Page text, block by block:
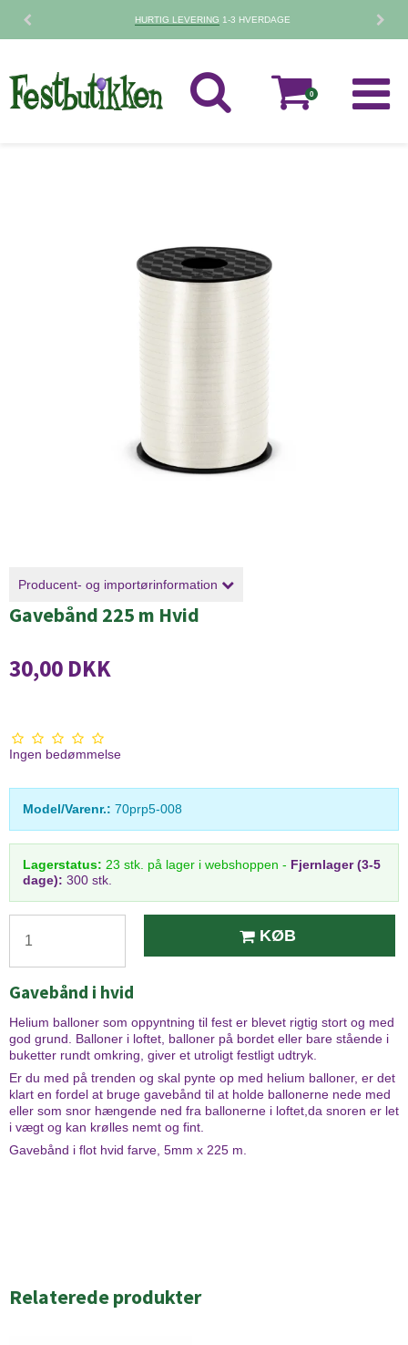
HURTIG LEVERING1-3 HVERDAGE
0
Producent- og importørinformation
Gavebånd 225 m Hvid
30,00 DKK
Ingen bedømmelse
Model/Varenr.: 70prp5-008
Lagerstatus: 23 stk. på lager i webshoppen - Fjernlager (3-5
dage): 300 stk.
KØB
Gavebånd i hvid
Helium balloner som oppyntning til fest er blevet rigtig stort og med
god grund. Balloner i loftet, balloner på bordet eller bare stående i
buketter rundt omkring, giver et utroligt festligt udtryk.
Er du med på trenden og skal pynte op med helium balloner, er det
klart en fordel at bruge gavebånd til at holde ballonerne nede med
eller som snor hængende ned fra ballonerne i loftet,da snoren er let
i vægt og kan krølles nemt og fint.
Gavebånd i flot hvid farve, 5mm x 225 m.
Relaterede produkter